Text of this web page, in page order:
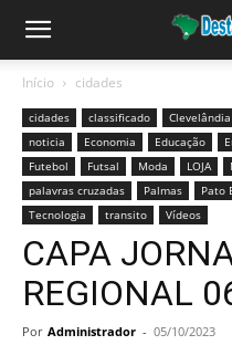
Início cidades
cidades classificado Clevelândia
noticia
Economia Educação
Futebol
Futsal Moda LOJA
palavras cruzadas
Palmas Pato
Tecnologia
transito Vídeos
CAPA
REGIONAL
Por Administrador - 05/10/2023